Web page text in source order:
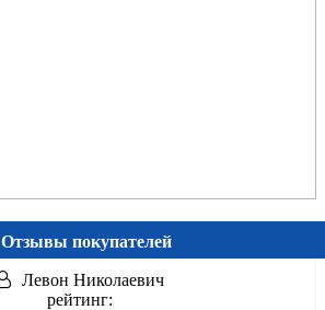
Отзывы покупателей
Левон Николаевич
рейтинг: